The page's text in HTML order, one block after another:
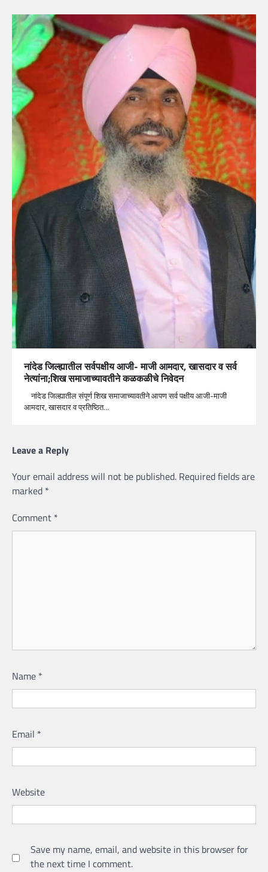
नांदेड जिल्ह्यातील सर्वपक्षीय आजी- माजी आमदार, खासदार व सर्व
नेत्यांना;शिख समाजाच्यावतीने कळकळीचे निवेदन
नांदेड जिल्ह्यातील संपूर्ण शिख समाजाच्यावतीने आपण सर्व पक्षीय आजी-माजी
आमदार, खासदार व प्रतिष्ठित…
Leave a Reply
Your email address will not be published. Required fields are
marked *
Comment *
Name *
Email *
Website
Save my name, email, and website in this browser for
the next time I comment.